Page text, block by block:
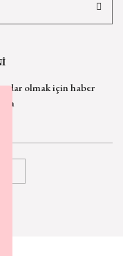
olmak içinhaber